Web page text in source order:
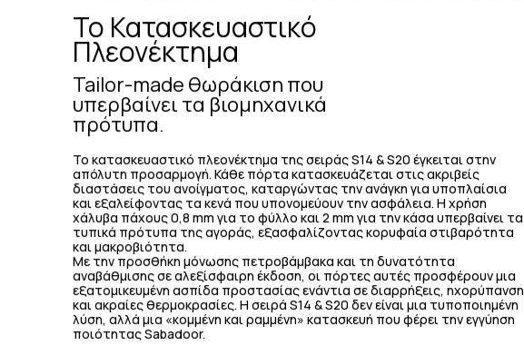
Το Κατασκευαστικό
Πλεονέκτημα
Tailor-made θωράκιση που
υπερβαίνει τα βιομηχανικά
πρότυπα.
Το κατασκευαστικό πλεονέκτημα της σειράς S14 & S20 έγκειται στην
απόλυτη προσαρμογή. Κάθε πόρτα κατασκευάζεται στις ακριβείς
διαστάσεις του ανοίγματος, καταργώντας την ανάγκη για υποπλαίσια
και εξαλείφοντας τα κενά που υπονομεύουν την ασφάλεια. Η χρήση
χάλυβα πάχους 0,8 mm για το φύλλο και 2 mm για την κάσα υπερβαίνει τα
τυπικά πρότυπα της αγοράς, εξασφαλίζοντας κορυφαία στιβαρότητα
και μακροβιότητα.
Με την προσθήκη μόνωσης πετροβάμβακα και τη δυνατότητα
αναβάθμισης σε αλεξίσφαιρη έκδοση, οι πόρτες αυτές προσφέρουν μια
εξατομικευμένη ασπίδα προστασίας ενάντια σε διαρρήξεις, ηχορύπανση
και ακραίες θερμοκρασίες. Η σειρά S14 & S20 δεν είναι μια τυποποιημένη
λύση, αλλά μια «κομμένη και ραμμένη» κατασκευή που φέρει την εγγύηση
ποιότητας Sabadoor.